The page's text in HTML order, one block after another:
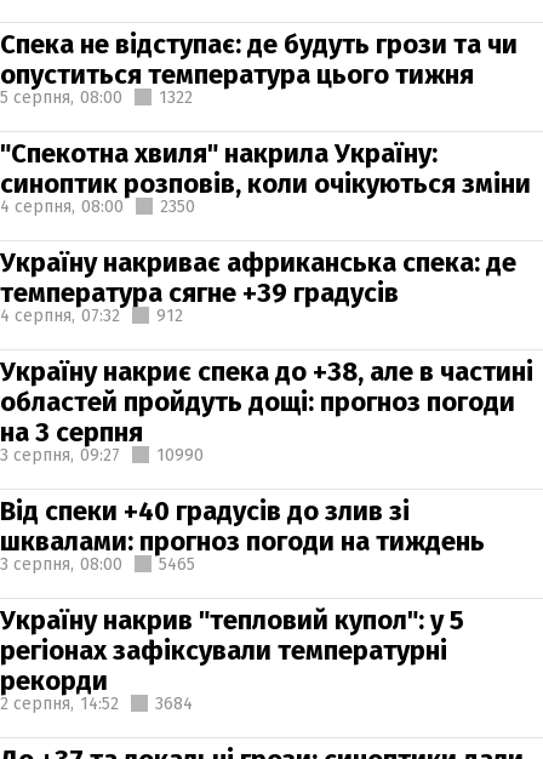
Спека не відступає: де будуть грози та чи
опуститься температура цього тижня
5 серпня, 08:00 1322
"Спекотна хвиля" накрила Україну:
синоптик розповів, коли очікуються зміни
4 серпня, 08:00 2350
Україну накриває африканська спека: де
температура сягне +39 градусів
4 серпня, 07:32 912
Україну накриє спека до +38, але в частині
областей пройдуть дощі: прогноз погоди
на 3 серпня
3 серпня, 09:27 10990
Від спеки +40 градусів до злив зі
шквалами: прогноз погоди на тиждень
3 серпня, 08:00 5465
Україну накрив "тепловий купол": у 5
регіонах зафіксували температурні
рекорди
2 серпня, 14:52 3684